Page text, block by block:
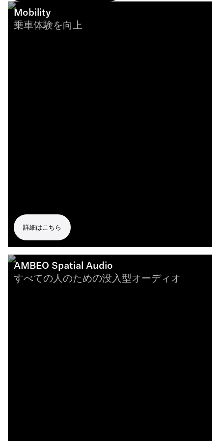
Mobility
乗車体験を向上
詳細はこちら
AMBEO Spatial Audio
すべての人のための没入型オーディオ